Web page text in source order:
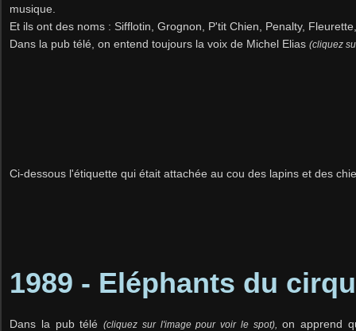
musique.
Et ils ont des noms : Sifflotin, Grognon, P'tit Chien, Penalty,
Dans la pub télé, on entend toujours la voix de Michel Elias (cliquez
Ci-dessous l'étiquette qui était attachée au cou des lapins et des
1989 - Eléphants du
Dans la pub télé(cliquez sur l'image pour voir le spot), on apprend